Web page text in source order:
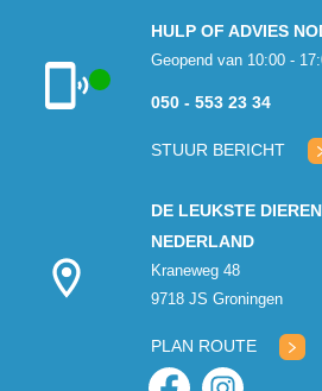
Klantenservice
HULP OF ADVIES
Geopend van 10:00 -
050 - 553 23 34
STUUR BERICHT
DE LEUKSTE
NEDERLAND
Kraneweg 48
9718 JS Groningen
PLAN ROUTE